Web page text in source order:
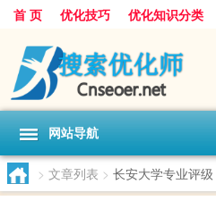
首 页 优化技巧 优化知识分类
网站导航
> 文章列表 > 长安大学专业评级